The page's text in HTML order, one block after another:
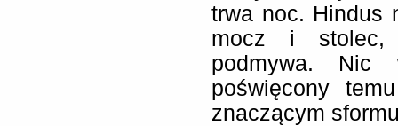
trwa noc. Hindus
mocz i stolec,
podmywa. Nic
poświęcony
znaczącym